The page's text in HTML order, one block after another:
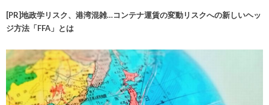
[PR]地政学リスク、港湾混雑…コンテナ運賃の変動リスクへの新しいヘッ
ジ方法「FFA」とは